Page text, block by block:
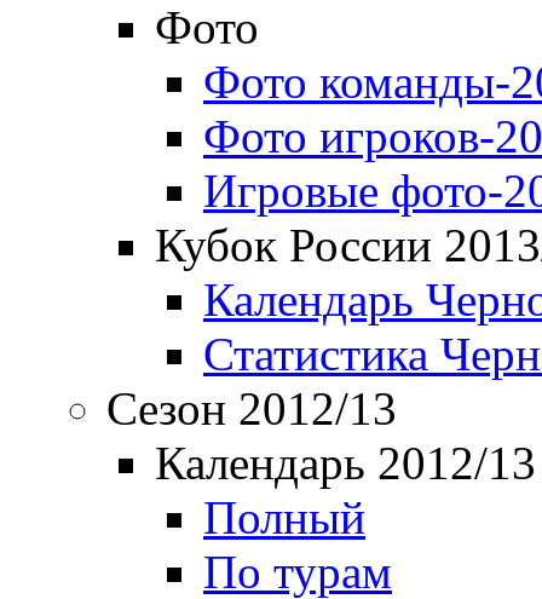
Фото
Фото команды-
Фото игроков-
Игровые фото-
Кубок России
Календарь
Статистика
Сезон 2012/13
Календарь 2012/13
Полный
По турам